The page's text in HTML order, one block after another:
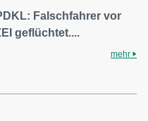
Falschfahrer vor
geflüchtet....
mehr